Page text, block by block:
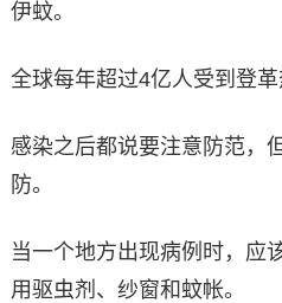
伊蚊。
全球每年超过4亿人受到登革
感染之后都说要注意防范，
防。
当一个地方出现病例时，应
用驱虫剂、纱窗和蚊帐。